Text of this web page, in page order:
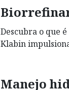
Descubra o que
Klabin
Manejo